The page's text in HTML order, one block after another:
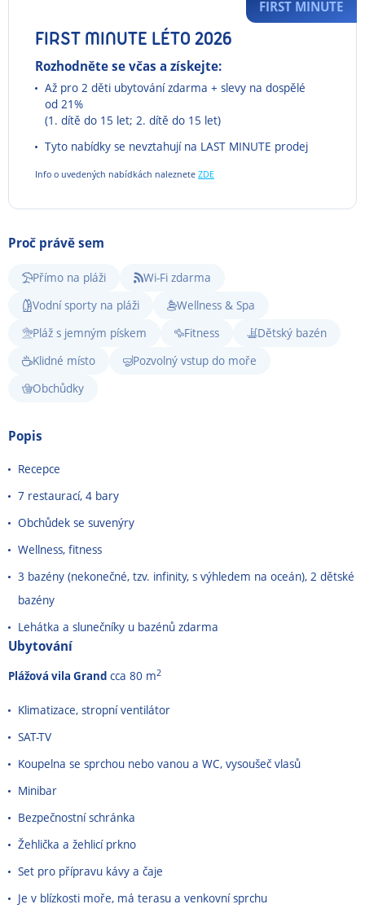
FIRST MINUTE LÉTO 2026
Rozhodněte se včas a získejte:
Až pro 2 děti ubytování zdarma + slevy na dospělé
od 21%
(1. dítě do 15 let; 2. dítě do 15 let)
Tyto nabídky se nevztahují na LAST MINUTE prodej
Info o uvedených nabídkách naleznete ZDE
FIRST MINUTE
Proč právě sem
Přímo na pláži
Wi-Fi zdarma
Vodní sporty na pláži
Wellness & Spa
Pláž s jemným pískem
Fitness
Dětský bazén
Klidné místo
Pozvolný vstup do moře
Obchůdky
Popis
Recepce
7 restaurací, 4 bary
Obchůdek se suvenýry
Wellness, fitness
3 bazény (nekonečné, tzv. infinity, s výhledem na oceán), 2 dětské
bazény
Lehátka a slunečníky u bazénů zdarma
Ubytování
Plážová vila Grand cca 80 m2
Klimatizace, stropní ventilátor
SAT-TV
Koupelna se sprchou nebo vanou a WC, vysoušeč vlasů
Minibar
Bezpečnostní schránka
Žehlička a žehlicí prkno
Set pro přípravu kávy a čaje
Je v blízkosti moře, má terasu a venkovní sprchu